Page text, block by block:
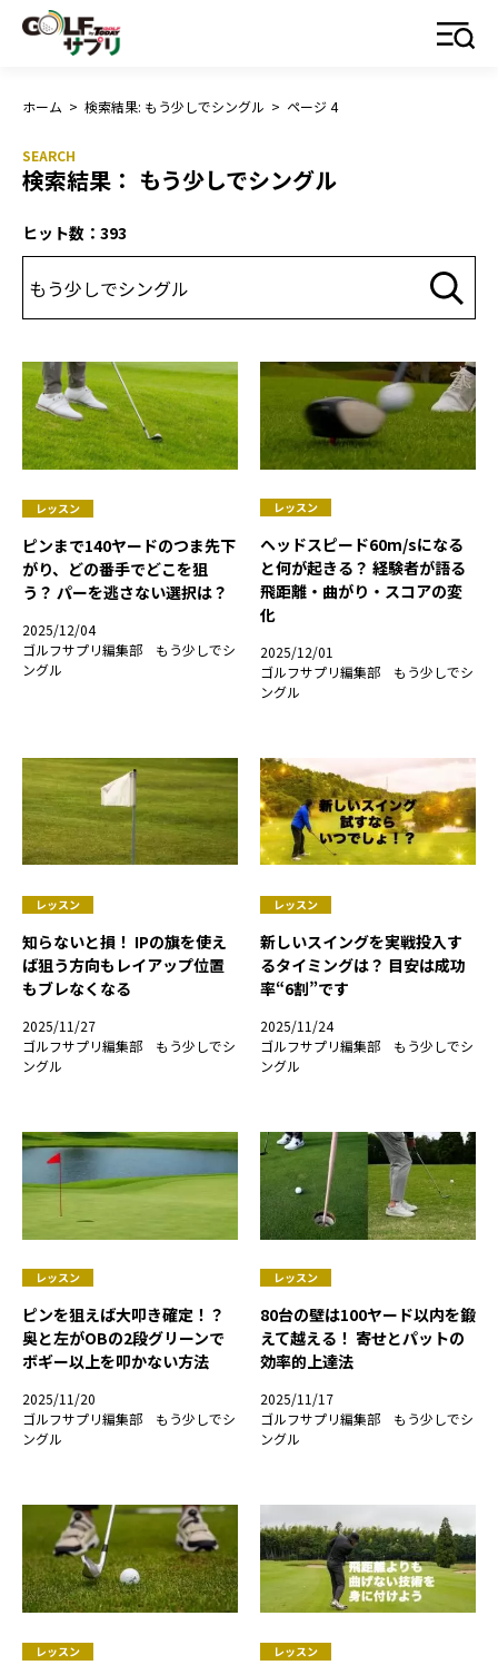
ホーム > 検索結果: もう少しでシングル > ページ 4
検索結果： もう少しでシングル
ヒット数：393
レッスン
ピンまで140ヤードのつま先下
がり、どの番手でどこを狙
う？ パーを逃さない選択は？
2025/12/04
ゴルフサプリ編集部 もう少しでシ
ングル
レッスン
ヘッドスピード60m/sになる
と何が起きる？ 経験者が語る
飛距離・曲がり・スコアの変
化
2025/12/01
ゴルフサプリ編集部 もう少しでシ
ングル
レッスン
知らないと損！ IPの旗を使え
ば狙う方向もレイアップ位置
もブレなくなる
2025/11/27
ゴルフサプリ編集部 もう少しでシ
ングル
レッスン
新しいスイングを実戦投入す
るタイミングは？ 目安は成功
率“6割”です
2025/11/24
ゴルフサプリ編集部 もう少しでシ
ングル
レッスン
ピンを狙えば大叩き確定！？
奥と左がOBの2段グリーンで
ボギー以上を叩かない方法
2025/11/20
ゴルフサプリ編集部 もう少しでシ
ングル
レッスン
80台の壁は100ヤード以内を鍛
えて越える！ 寄せとパットの
効率的上達法
2025/11/17
ゴルフサプリ編集部 もう少しでシ
ングル
レッスン レッスン